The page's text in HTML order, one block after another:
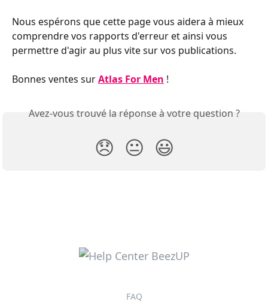
Nous espérons que cette page vous aidera à mieux
comprendre vos rapports d'erreur et ainsi vous
permettre d'agir au plus vite sur vos publications.
Bonnes ventes sur Atlas For Men !
Avez-vous trouvé la réponse à votre question ?
😞 😐 😃
FAQ